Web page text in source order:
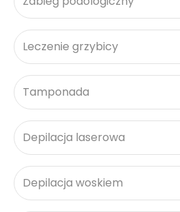
Leczenie grzybicy
Tamponada
Depilacja laserowa
Depilacja woskiem